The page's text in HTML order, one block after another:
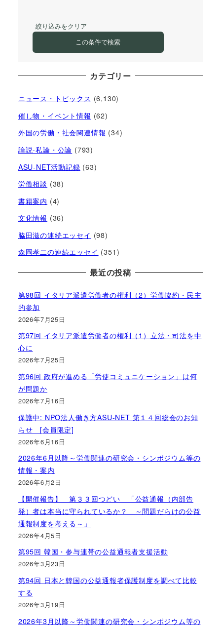
絞り込みをクリア
この条件で検索
カテゴリー
ニュース・トピックス (6,130)
催し物・イベント情報 (62)
外国の労働・社会関連情報 (34)
論説-私論・公論 (793)
ASU-NET活動記録 (63)
労働相談 (38)
書籍案内 (4)
文化情報 (36)
脇田滋の連続エッセイ (98)
森岡孝二の連続エッセイ (351)
最近の投稿
第98回 イタリア派遣労働者の権利（2）労働協約・民主
的参加
2026年7月25日
第97回 イタリア派遣労働者の権利（1）立法・司法を中
心に
2026年7月25日
第96回 政府が進める「労使コミュニケーション」は何
が問題か
2026年7月16日
保護中: NPO法人働き方ASU-NET 第１４回総会のお知
らせ [会員限定]
2026年6月16日
2026年6月以降～労働関連の研究会・シンポジウム等の
情報・案内
2026年6月2日
【開催報告】 第３３回つどい 「公益通報（内部告
発）者は本当に守られているか？ ～問題だらけの公益
通報制度を考える～」
2026年4月5日
第95回 韓国・参与連帯の公益通報者支援活動
2026年3月23日
第94回 日本と韓国の公益通報者保護制度を調べて比較
する
2026年3月19日
2026年3月以降～労働関連の研究会・シンポジウム等の